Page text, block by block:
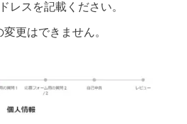
レスを記載ください。
更はできません。